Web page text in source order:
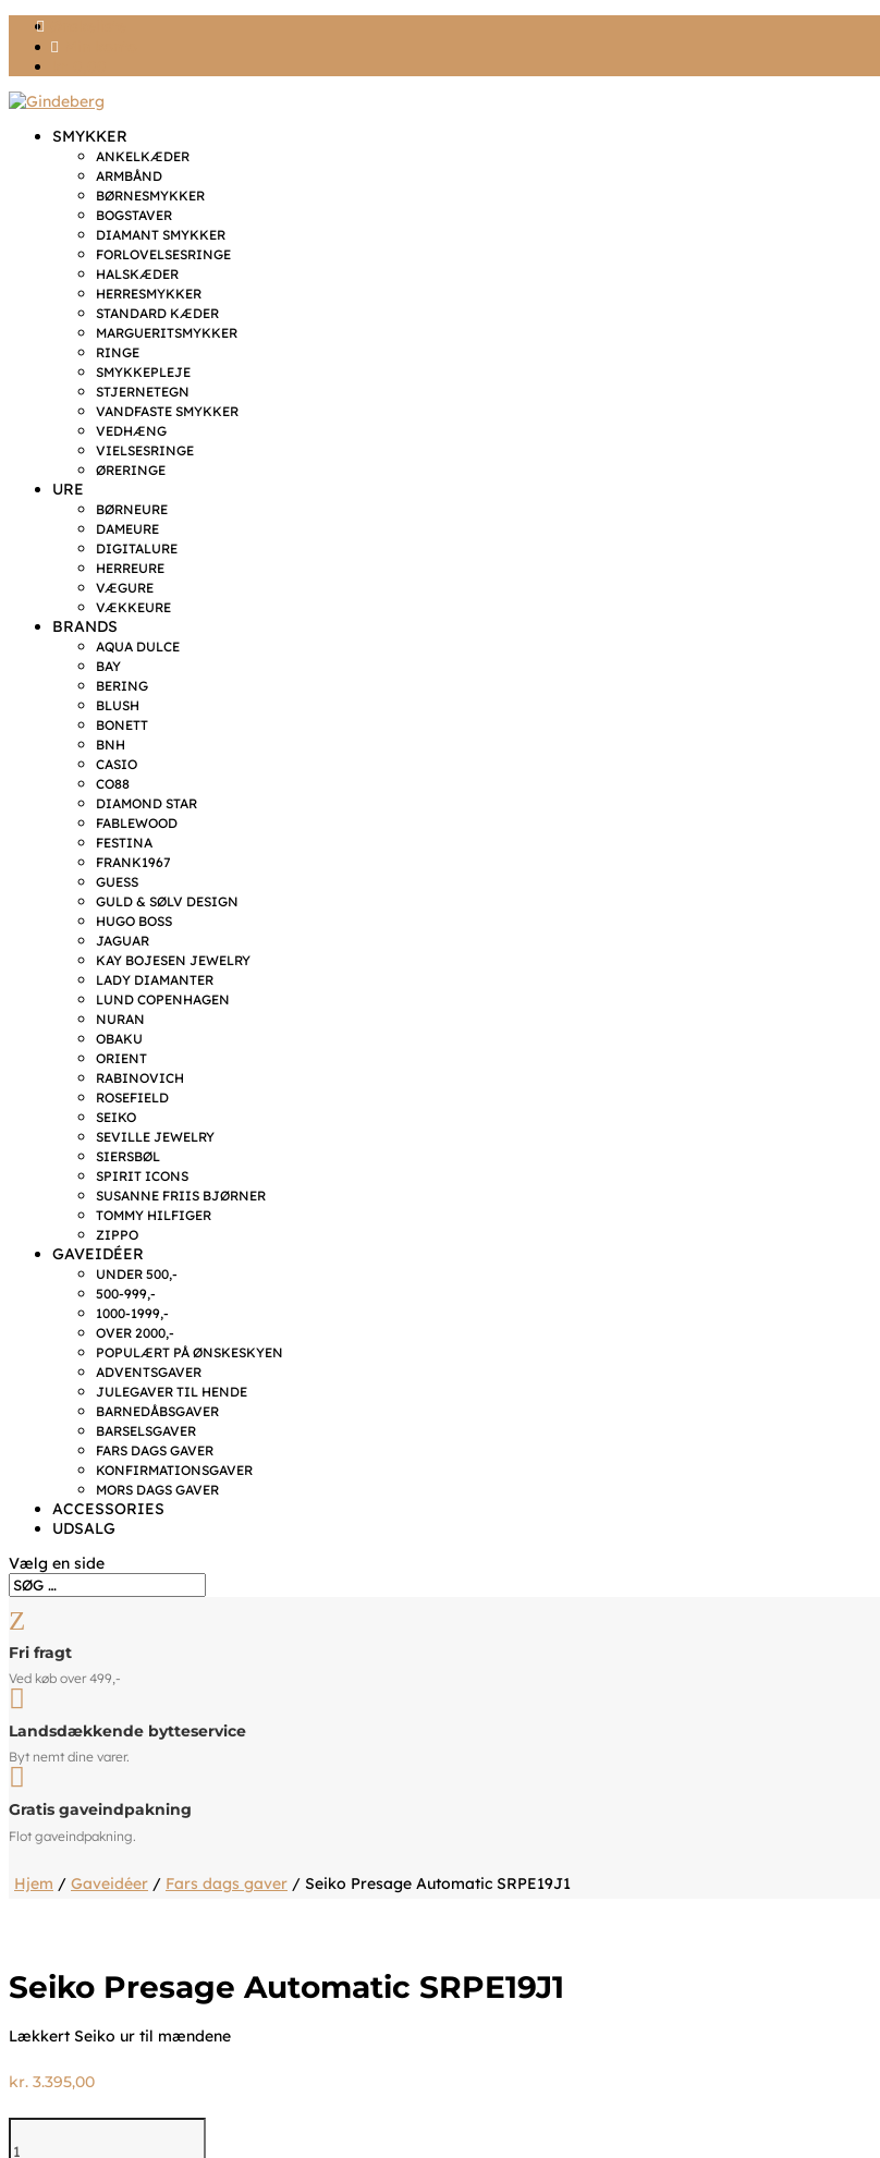
SMYKKER
ANKELKÆDER
ARMBÅND
BØRNESMYKKER
BOGSTAVER
DIAMANT SMYKKER
FORLOVELSESRINGE
HALSKÆDER
HERRESMYKKER
STANDARD KÆDER
MARGUERITSMYKKER
RINGE
SMYKKEPLEJE
STJERNETEGN
VANDFASTE SMYKKER
VEDHÆNG
VIELSESRINGE
ØRERINGE
URE
BØRNEURE
DAMEURE
DIGITALURE
HERREURE
VÆGURE
VÆKKEURE
BRANDS
AQUA DULCE
BAY
BERING
BLUSH
BONETT
BNH
CASIO
CO88
DIAMOND STAR
FABLEWOOD
FESTINA
FRANK1967
GUESS
GULD & SØLV DESIGN
HUGO BOSS
JAGUAR
KAY BOJESEN JEWELRY
LADY DIAMANTER
LUND COPENHAGEN
NURAN
OBAKU
ORIENT
RABINOVICH
ROSEFIELD
SEIKO
SEVILLE JEWELRY
SIERSBØL
SPIRIT ICONS
SUSANNE FRIIS BJØRNER
TOMMY HILFIGER
ZIPPO
GAVEIDÉER
UNDER 500,-
500-999,-
1000-1999,-
OVER 2000,-
POPULÆRT PÅ ØNSKESKYEN
ADVENTSGAVER
JULEGAVER TIL HENDE
BARNEDÅBSGAVER
BARSELSGAVER
FARS DAGS GAVER
KONFIRMATIONSGAVER
MORS DAGS GAVER
ACCESSORIES
UDSALG
Vælg en side
Z
Fri fragt
Ved køb over 499,-

Landsdækkende bytteservice
Byt nemt dine varer.

Gratis gaveindpakning
Flot gaveindpakning.
Hjem / Gaveidéer / Fars dags gaver / Seiko Presage Automatic SRPE19J1
Seiko Presage Automatic SRPE19J1
Lækkert Seiko ur til mændene
kr. 3.395,00
Seiko
Presage